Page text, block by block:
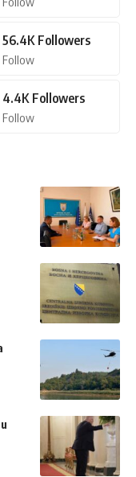
56.4K Followers
Follow
4.4K Followers
Follow